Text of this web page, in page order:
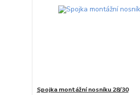
Spojka montážní nosníku 28/30